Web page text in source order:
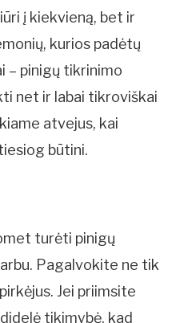
į kiekvieną, bet ir
kurios padėtų
– pinigų tikrinimo
net ir labai tikroviškai
atvejus, kai
būtini.
turėti pinigų
Pagalvokite ne tik
Jei priimsite
tikimybė, kad